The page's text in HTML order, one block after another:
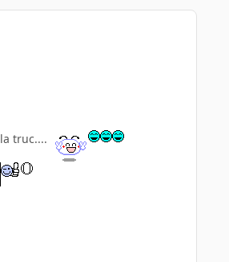
truc....